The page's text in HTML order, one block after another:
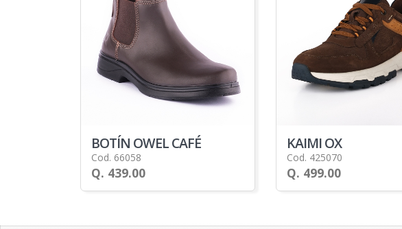
BOTÍN OWEL CAFÉ
Cod. 66058
Q. 439.00
KAIMI OX
Cod. 425070
Q. 499.00